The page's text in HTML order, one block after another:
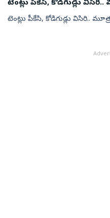
టెంట్లు పీకేసి, కోడిగుడ్లు
టెంట్లు పీకేసి, కోడిగుడ్లు విసిరి..